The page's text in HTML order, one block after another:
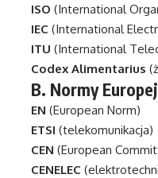
ISO (International
IEC (International
ITU (International
Codex Alimentarius
B. Normy
EN (European Norm)
ETSI (telekomunikacja)
CEN (European
CENELEC